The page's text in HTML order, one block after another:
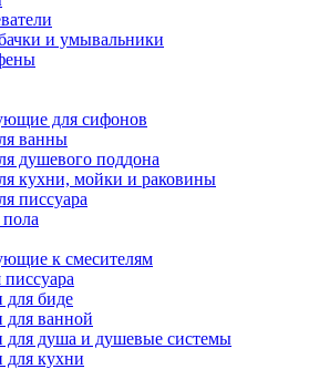
и умывальники
для сифонов
ванны
душевого поддона
кухни, мойки и раковины
писсуара
к смесителям
для биде
для ванной
для душа и душевые системы
для кухни